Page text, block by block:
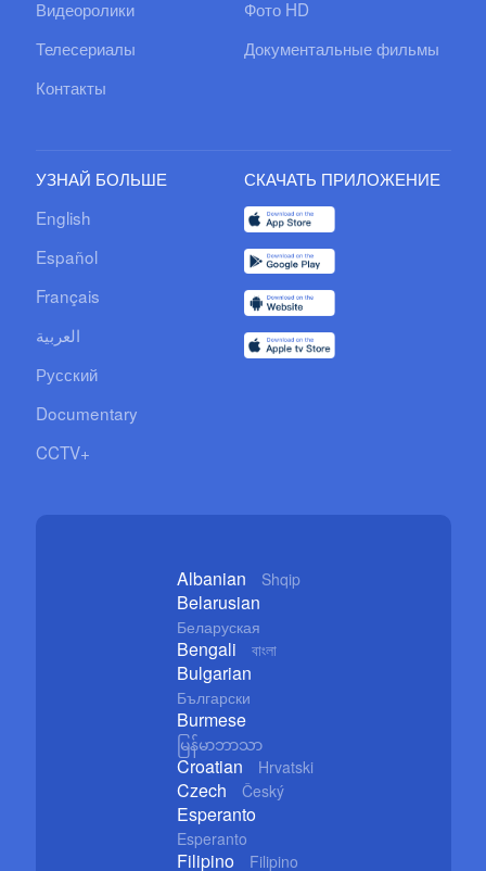
Видеоролики
Фото HD
Телесериалы
Документальные фильмы
Контакты
УЗНАЙ БОЛЬШЕ
English
Español
Français
العربية
Русский
Documentary
CCTV+
СКАЧАТЬ ПРИЛОЖЕНИЕ
Albanian Shqip
Belarusian
Беларуская
Bengali বাংলা
Bulgarian
Български
Burmese
မြန်မာဘာသာ
Croatian Hrvatski
Czech Český
Esperanto
Esperanto
Filipino Filipino